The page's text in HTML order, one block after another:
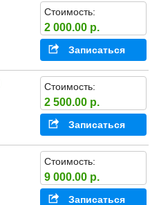
Стоимость:
2 000.00 р.
Записаться
Стоимость:
2 500.00 р.
Записаться
Стоимость:
9 000.00 р.
Записаться